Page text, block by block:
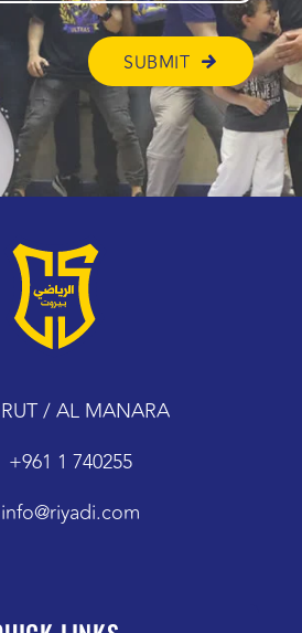
/ AL MANARA
+961 1 740255
info@riyadi.com